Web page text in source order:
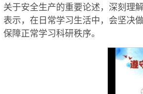
关于安全生产的重要论述，深刻理
表示，在日常学习生活中，会坚决
保障正常学习科研秩序。